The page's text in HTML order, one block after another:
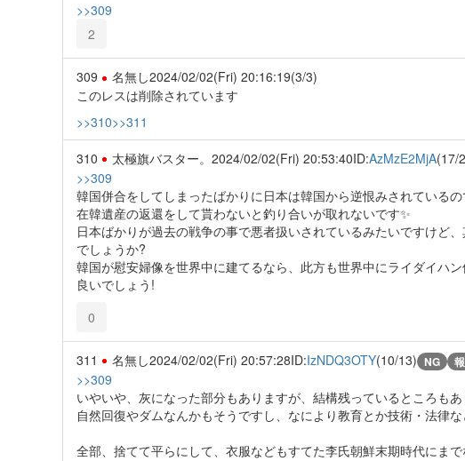
>>309
2
309 名無し2024/02/02(Fri) 20:16:19(3/3)
このレスは削除されています
>>310>>311
310 太極旗バスター。 2024/02/02(Fri) 20:53:40ID:AzMzE2MjA(17/
>>309
韓国併合をしてしまったばかりに日本は韓国から逆恨みされている
在韓遺産の返還をして貰わないと釣り合いが取れないです✨
日本ばかりが過去の戦争の事で悪者扱いされているみたいですけど
でしょうか?
韓国が慰安婦像を世界中に建てるなら、此方も世界中にライダイハ
良いでしょう!
0
311 名無し2024/02/02(Fri) 20:57:28ID:IzNDQ3OTY(10/13) NG
>>309
いやいや、灰になった部分もありますが、結構残っているところもあ
自然回復やダムなんかもそうですし、なにより教育とか技術・法律な
全部、捨てて平らにして、衣服などもすてた李氏朝鮮末期時代にま